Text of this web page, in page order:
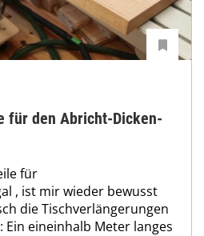
für den Abricht-Dicken-
für
, ist mir wieder bewusst
die Tischverlängerungen
eineinhalb Meter langes